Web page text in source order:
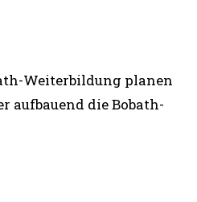
Weiterbildung planen
aufbauend die Bobath-